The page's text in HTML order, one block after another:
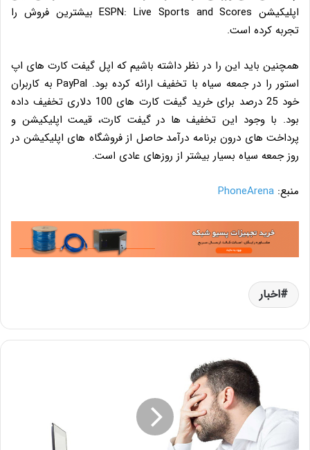
اپلیکیشن ESPN: Live Sports and Scores بیشترین فروش را
تجربه کرده است.
همچنین باید این را در نظر داشته باشیم که اپل گیفت کارت های اپ
استور را در جمعه سیاه با تخفیف ارائه کرده بود. PayPal به کاربران
خود 25 درصد برای خرید گیفت کارت های 100 دلاری تخفیف داده
بود. با وجود این تخفیف ها در گیفت کارت، قیمت اپلیکیشن و
پرداخت های درون برنامه درآمد حاصل از فروشگاه های اپلیکیشن در
روز جمعه سیاه بسیار بیشتر از روزهای عادی است.
منبع: PhoneArena
اخبار